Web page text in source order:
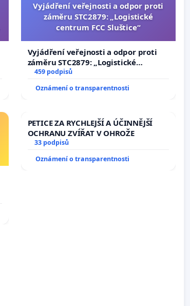
Vyjádření veřejnosti a odpor proti
záměru STC2879: „Logistické
centrum FCC Sluštice“
Vyjádření veřejnosti a odpor proti
záměru STC2879: „Logistické
centrum FCC Sluštice“
459 podpisů
Oznámení o transparentnosti
PETICE ZA RYCHLEJŠÍ A ÚČINNĚJŠÍ
OCHRANU ZVÍŘAT V OHROŽE
33 podpisů
Oznámení o transparentnosti